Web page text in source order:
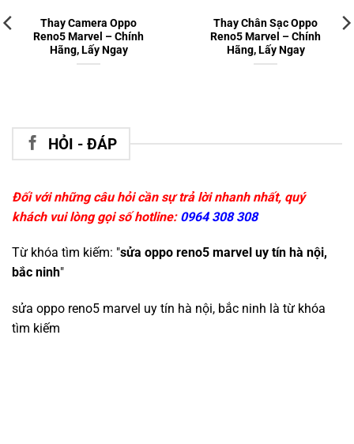
Thay Camera Oppo
Reno5 Marvel – Chính
Hãng, Lấy Ngay
Thay Chân Sạc Oppo
Reno5 Marvel – Chính
Hãng, Lấy Ngay
HỎI - ĐÁP
Đối với những câu hỏi cần sự trả lời nhanh nhất, quý
khách vui lòng gọi số hotline: 0964 308 308
Từ khóa tìm kiếm: "sửa oppo reno5 marvel uy tín hà nội,
bắc ninh"
sửa oppo reno5 marvel uy tín hà nội, bắc ninh là từ khóa
tìm kiếm